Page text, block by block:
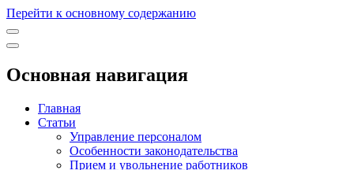
Перейти к основному содержанию
Основная навигация
Главная
Статьи
Управление персоналом
Особенности законодательства
Прием и увольнение работников